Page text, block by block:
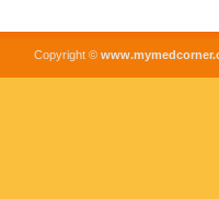
Copyright ©